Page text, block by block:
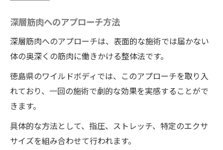
深層筋肉へのアプローチ方法
深層筋肉へのアプローチは、表面的な施術では届かない
体の奥深くの筋肉に働きかける整体法です。
徳島県のワイルドボディでは、このアプローチを取り入
れており、一回の施術で劇的な効果を実感することがで
きます。
具体的な方法として、指圧、ストレッチ、特定のエクサ
サイズを組み合わせて行われます。